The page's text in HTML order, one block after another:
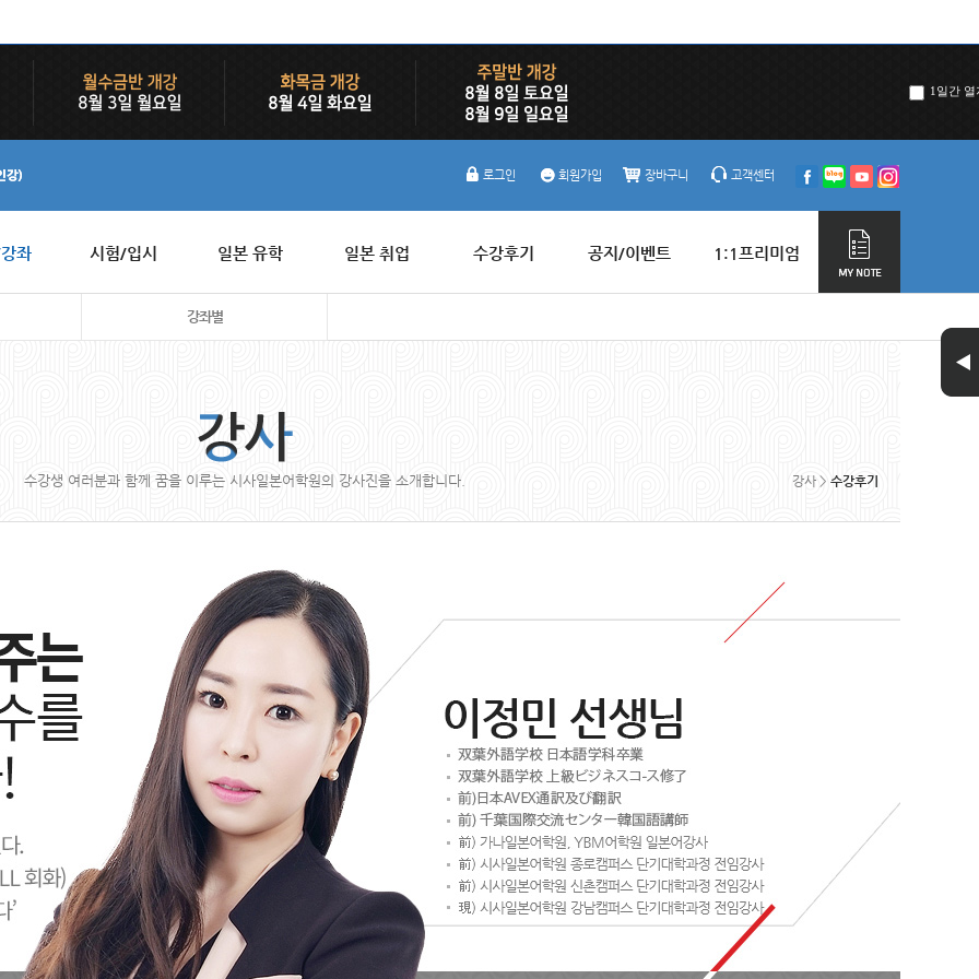
1일간 열
로그인 회원가입 장바구니 고객센터
좌 시험/입시 일본 유학 일본 취업 수강후기 공지/이벤트 1:1프리미엄
강좌별
수강생 여러분과 함께 꿈을 이루는 시사일본어학원의 강사진을 소개합니다. 강사 > 수강후기